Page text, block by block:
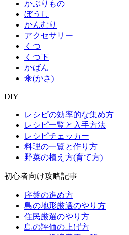
かぶりもの
ぼうし
かんむり
アクセサリー
くつ
くつ下
かばん
傘(かさ)
DIY
レシピの効率的な集め方
レシピ一覧と入手方法
レシピチェッカー
料理の一覧と作り方
野菜の植え方(育て方)
初心者向け攻略記事
序盤の進め方
島の地形厳選のやり方
住民厳選のやり方
島の評価の上げ方